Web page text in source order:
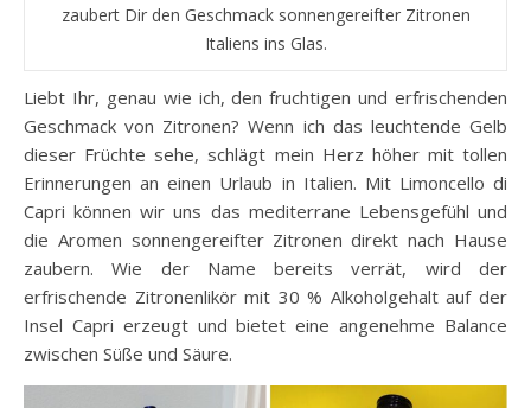
zaubert Dir den Geschmack sonnengereifter Zitronen
Italiens ins Glas.
Liebt Ihr, genau wie ich, den fruchtigen und erfrischenden
Geschmack von Zitronen? Wenn ich das leuchtende Gelb
dieser Früchte sehe, schlägt mein Herz höher mit tollen
Erinnerungen an einen Urlaub in Italien. Mit Limoncello di
Capri können wir uns das mediterrane Lebensgefühl und
die Aromen sonnengereifter Zitronen direkt nach Hause
zaubern. Wie der Name bereits verrät, wird der
erfrischende Zitronenlikör mit 30 % Alkoholgehalt auf der
Insel Capri erzeugt und bietet eine angenehme Balance
zwischen Süße und Säure.